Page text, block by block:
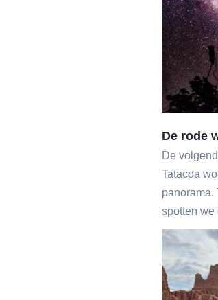
De rode
De
Tatacoa
panorama.
spotten we